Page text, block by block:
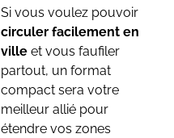
Si vous voulez pouvoir
circuler facilement en
ville et vous faufiler
partout, un format
compact sera votre
meilleur allié pour
étendre vos zones